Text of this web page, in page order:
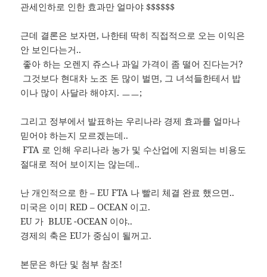
관세인하로 인한 효과만 얼마야 $$$$$$
근데 결론은 보자면, 나한테 딱히 직접적으로 오는 이익은
안 보인다는거..
좋아 하는 오렌지 쥬스나 과일 가격이 좀 떨어 진다는거?
그것보다 현대차 노조 돈 많이 벌면, 그 녀석들한테서 밥
이나 많이 사달라 해야지. ㅡㅡ;
그리고 정부에서 발표하는 우리나라 경제 효과를 얼마나
믿어야 하는지 모르겠는데..
FTA 로 인해 우리나라 농가 및 수산업에 지원되는 비용도
절대로 적어 보이지는 않는데..
난 개인적으로 한 – EU FTA 나 빨리 체결 완료 했으면..
미국은 이미 RED – OCEAN 이고.
EU 가 BLUE -OCEAN 이야..
경제의 축은 EU가 중심이 될꺼고.
본문은 하단 및 첨부 참조!